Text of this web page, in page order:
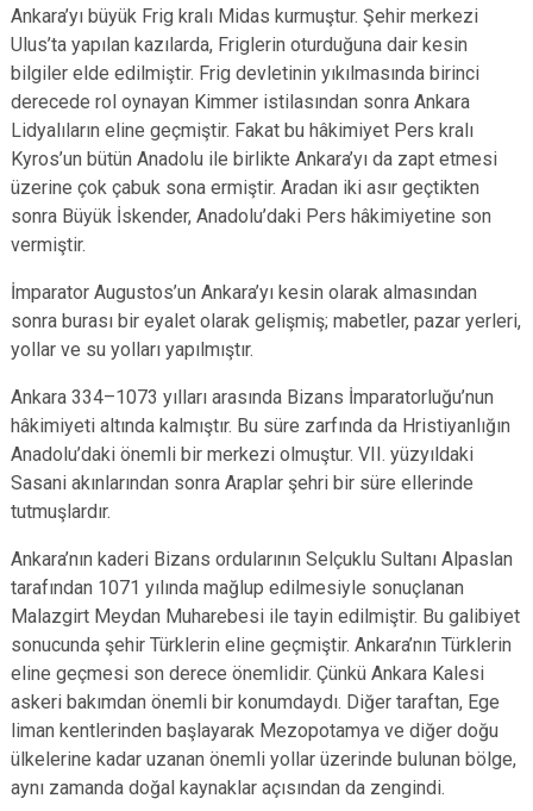
Ankara’yı büyük Frig kralı Midas kurmuştur. Şehir merkezi
Ulus’ta yapılan kazılarda, Friglerin oturduğuna dair kesin
bilgiler elde edilmiştir. Frig devletinin yıkılmasında birinci
derecede rol oynayan Kimmer istilasından sonra Ankara
Lidyalıların eline geçmiştir. Fakat bu hâkimiyet Pers kralı
Kyros’un bütün Anadolu ile birlikte Ankara’yı da zapt etmesi
üzerine çok çabuk sona ermiştir. Aradan iki asır geçtikten
sonra Büyük İskender, Anadolu’daki Pers hâkimiyetine son
vermiştir.
İmparator Augustos’un Ankara’yı kesin olarak almasından
sonra burası bir eyalet olarak gelişmiş; mabetler, pazar yerleri,
yollar ve su yolları yapılmıştır.
Ankara 334–1073 yılları arasında Bizans İmparatorluğu’nun
hâkimiyeti altında kalmıştır. Bu süre zarfında da Hristiyanlığın
Anadolu’daki önemli bir merkezi olmuştur. VII. yüzyıldaki
Sasani akınlarından sonra Araplar şehri bir süre ellerinde
tutmuşlardır.
Ankara’nın kaderi Bizans ordularının Selçuklu Sultanı Alpaslan
tarafından 1071 yılında mağlup edilmesiyle sonuçlanan
Malazgirt Meydan Muharebesi ile tayin edilmiştir. Bu galibiyet
sonucunda şehir Türklerin eline geçmiştir. Ankara’nın Türklerin
eline geçmesi son derece önemlidir. Çünkü Ankara Kalesi
askeri bakımdan önemli bir konumdaydı. Diğer taraftan, Ege
liman kentlerinden başlayarak Mezopotamya ve diğer doğu
ülkelerine kadar uzanan önemli yollar üzerinde bulunan bölge,
aynı zamanda doğal kaynaklar açısından da zengindi.